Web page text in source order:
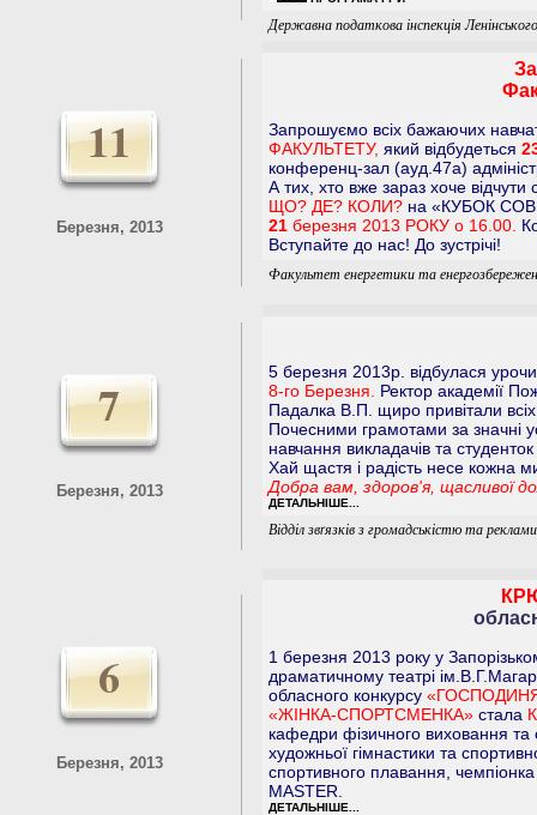
Державна податкова інспекція
11
Березня, 2013
Запрошуємо всіх бажаючих
ФАКУЛЬТЕТУ, який відбудеться
конференц-зал (ауд.47а)
А тих, хто вже зараз хоче
ЩО? ДЕ? КОЛИ? на «КУБОК
21 березня 2013 РОКУ о 16.00.
Вступайте до нас! До зустрічі!
Факультет енергетики та
7
Березня, 2013
5 березня 2013р. відбулася
8-го Березня.
Ректор академії
Падалка В.П. щиро привітали
Почесними грамотами за значні
навчання викладачів та
Хай щастя і радість несе кожна
Добра вам, здоров'я, щасливої
ДЕТАЛЬНІШЕ...
Відділ звґязків з громадськістю та реклами
6
Березня, 2013
1 березня 2013 року у
драматичному театрі
обласного конкурсу
«ЖІНКА-СПОРТСМЕНКА» стала
кафедри фізичного виховання та
художньої гімнастики та
спортивного плавання, чемпіонка
MASTER.
ДЕТАЛЬНІШЕ...